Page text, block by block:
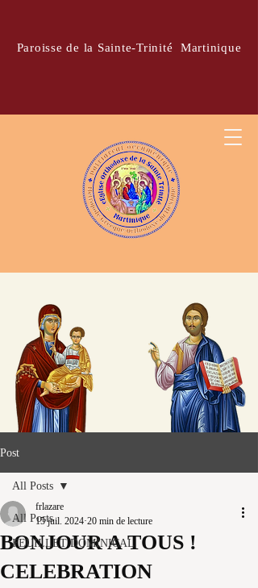
Paroisse de la Sainte-Trinité Martinique
Post
All Posts
FEUILLET DOMINICAL
All Posts
BONJOUR A TOUS !
CELEBRATION
frlazare
15 juil. 2024 20 min de lecture